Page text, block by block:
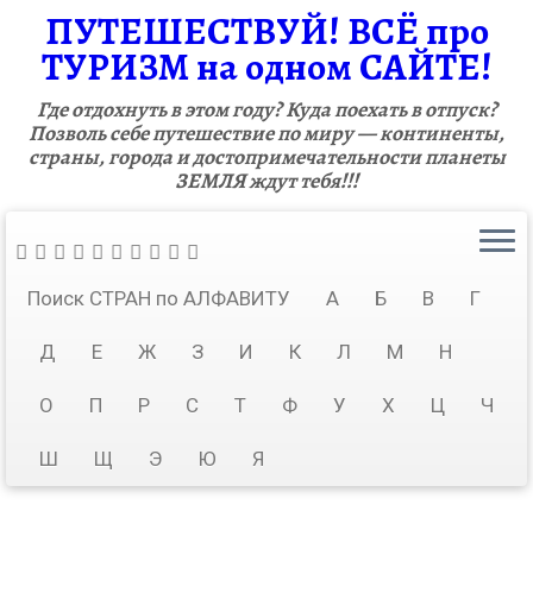
ПУТЕШЕСТВУЙ! ВСЁ про
ТУРИЗМ на одном САЙТЕ!
Где отдохнуть в этом году? Куда поехать в отпуск?
Позволь себе путешествие по миру — континенты,
страны, города и достопримечательности планеты
ЗЕМЛЯ ждут тебя!!!
Поиск СТРАН по АЛФАВИТУ А Б В Г
Д Е Ж З И К Л М Н
О П Р С Т Ф У Х Ц Ч
Ш Щ Э Ю Я